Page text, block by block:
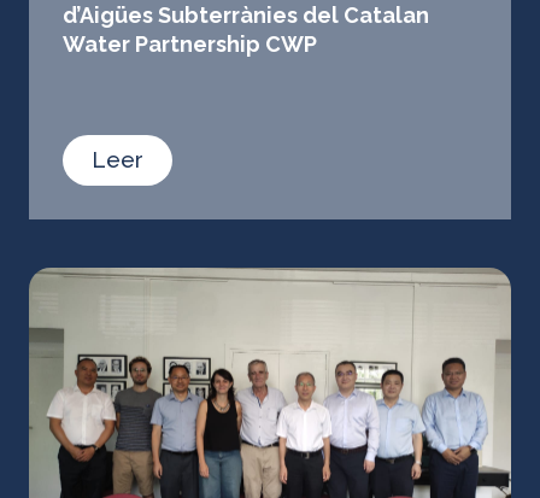
d’Aigües Subterrànies del Catalan
Water Partnership CWP
Leer